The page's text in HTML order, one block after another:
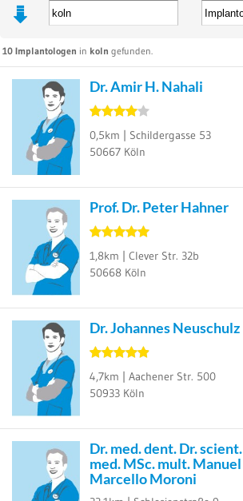
10 Implantologen in koln gefunden.
Dr. Amir H. Nahali
0,5km | Schildergasse 53
50667 Köln
Prof. Dr. Peter Hahner
1,8km | Clever Str. 32b
50668 Köln
Dr. Johannes Neuschulz
4,7km | Aachener Str. 500
50933 Köln
Dr. med. dent. Dr. scient.
med. MSc. mult. Manuel
Marcello Moroni